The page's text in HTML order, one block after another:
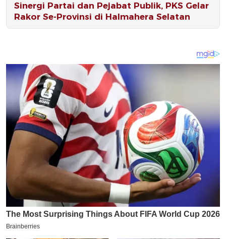
Sinergi Partai dan Pejabat Publik, PKS Gelar
Rakor Se-Provinsi di Halmahera Selatan